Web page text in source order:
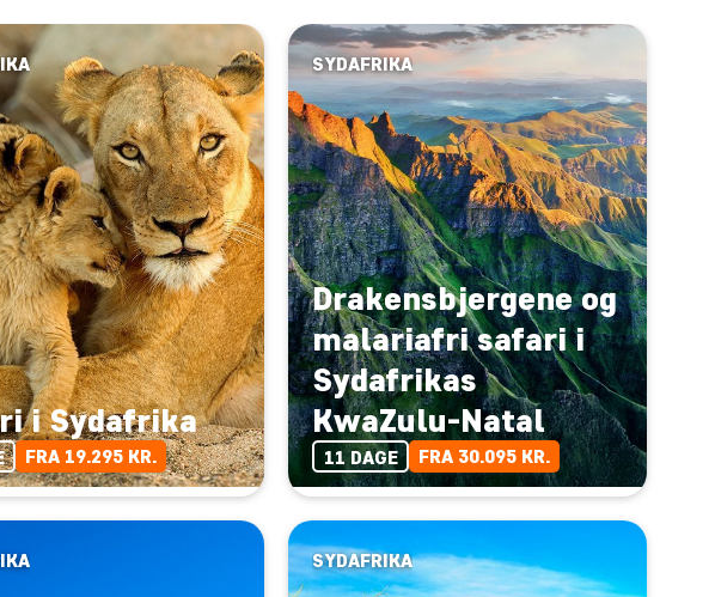
i Sydafrika
FRA 19.295 KR.
SYDAFRIKA
Drakensbjergene og
malariafri safari i
Sydafrikas
KwaZulu-Natal
11 DAGE FRA 30.095 KR.
SYDAFRIKA